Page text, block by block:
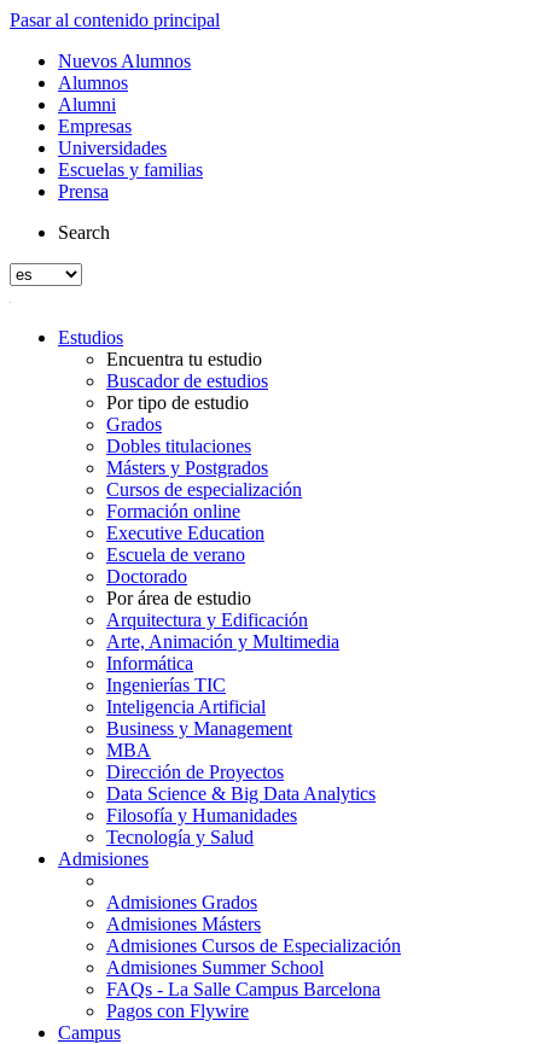
Pasar al contenido principal
Nuevos Alumnos
Alumnos
Alumni
Empresas
Universidades
Escuelas y familias
Prensa
Search
Estudios
Encuentra tu estudio
Buscador de estudios
Por tipo de estudio
Grados
Dobles titulaciones
Másters y Postgrados
Cursos de especialización
Formación online
Executive Education
Escuela de verano
Doctorado
Por área de estudio
Arquitectura y Edificación
Arte, Animación y Multimedia
Informática
Ingenierías TIC
Inteligencia Artificial
Business y Management
MBA
Dirección de Proyectos
Data Science & Big Data Analytics
Filosofía y Humanidades
Tecnología y Salud
Admisiones
Admisiones Grados
Admisiones Másters
Admisiones Cursos de Especialización
Admisiones Summer School
FAQs - La Salle Campus Barcelona
Pagos con Flywire
Campus